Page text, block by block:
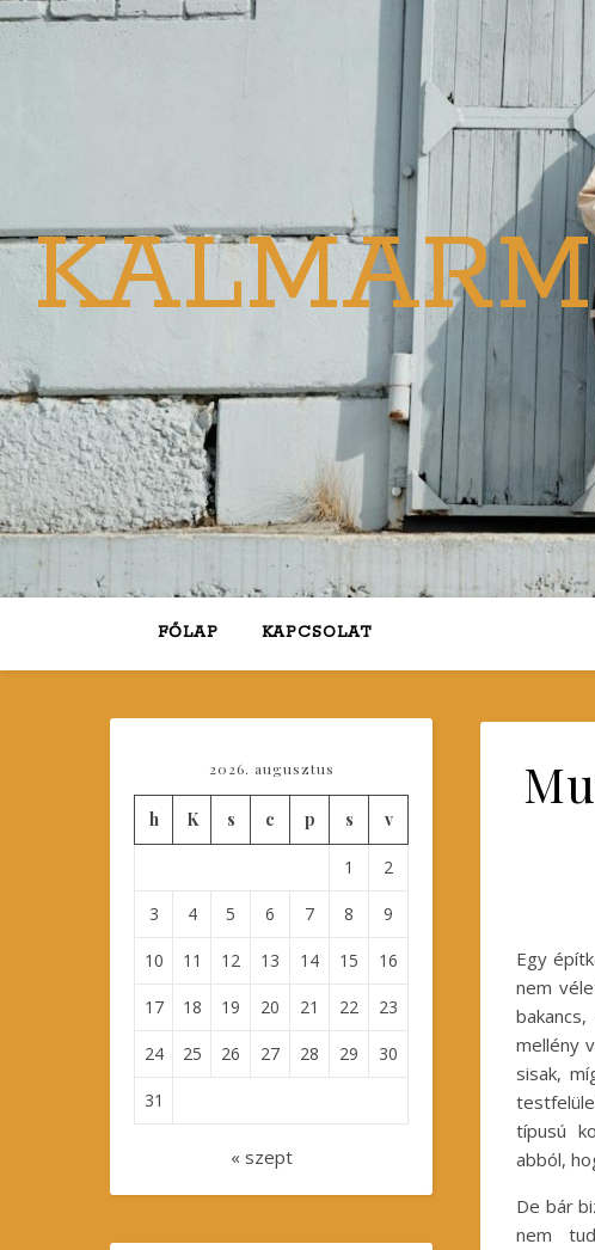
FŐLAP KAPCSOLAT
2026. augusztus
h K s c p s v
1 2
3 4 5 6 7 8 9
10 11 12 13 14 15 16
17 18 19 20 21 22 23
24 25 26 27 28 29 30
31
« szept
Egy
nem
mellény
sisak,
típusú
abból,
De bár
nem